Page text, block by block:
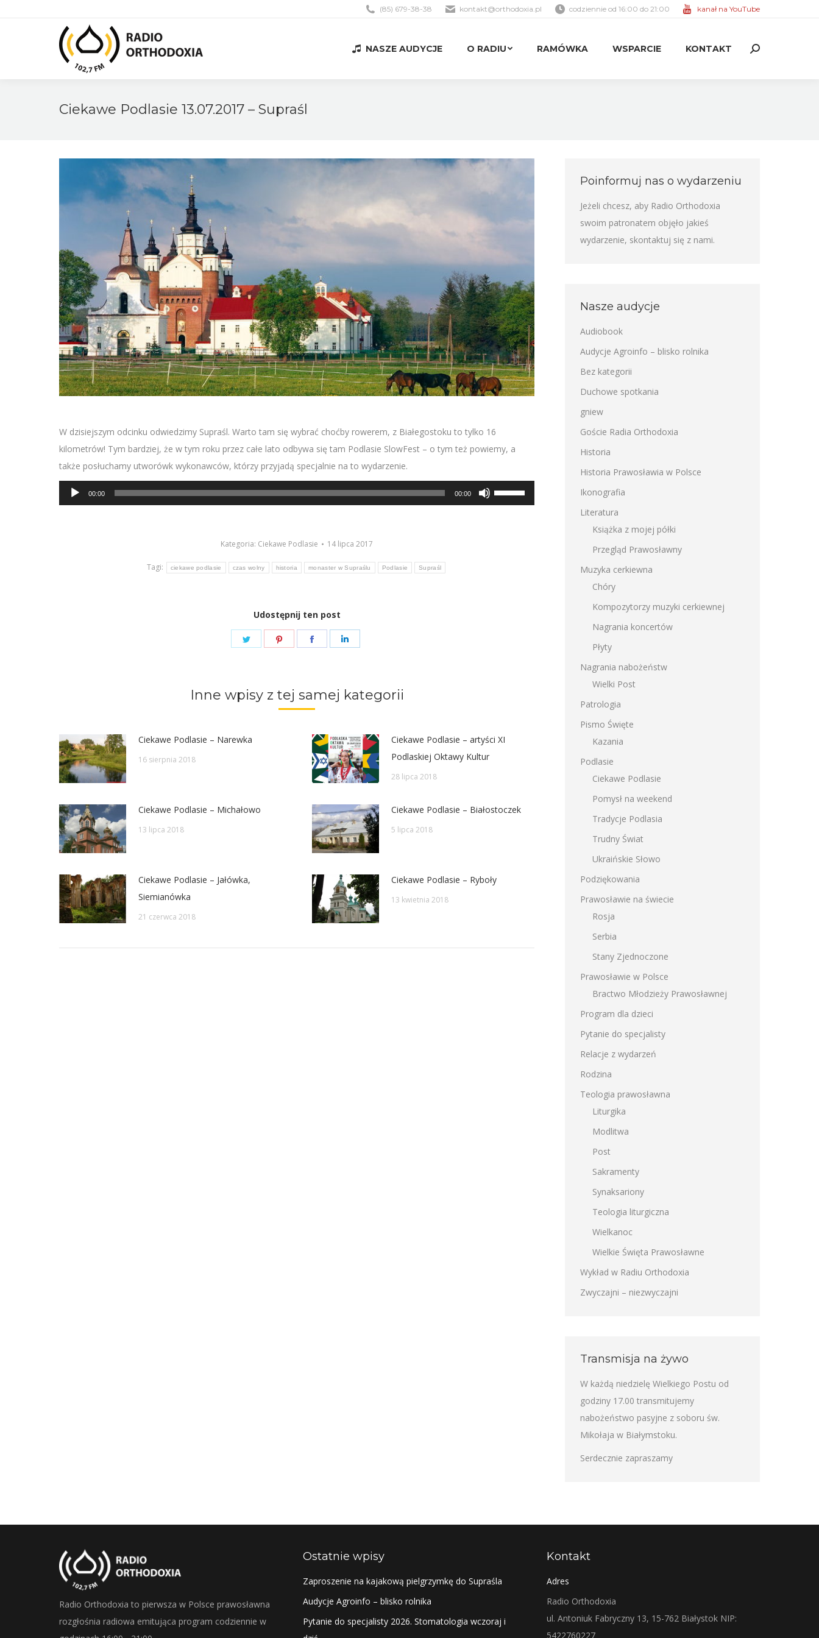
(85) 679-38-38 kontakt@orthodoxia.pl codziennie od 16:00 do 21:00 kanał na YouTube
NASZE AUDYCJE O RADIU RAMÓWKA WSPARCIE KONTAKT Search:
Ciekawe Podlasie 13.07.2017 – Supraśl
W dzisiejszym odcinku odwiedzimy Supraśl. Warto tam się wybrać choćby rowerem, z Białegostoku to tylko 16
kilometrów! Tym bardziej, że w tym roku przez całe lato odbywa się tam Podlasie SlowFest – o tym też powiemy, a
także posłuchamy utworówk wykonawców, którzy przyjadą specjalnie na to wydarzenie.
Odtwarzacz
plików
00:00 00:00
Używaj
strzałek
Kategoria: Ciekawe Podlasie 14 lipca 2017
Tagi: ciekawe podlasie czas wolny historia monaster w Supraślu Podlasie Supraśl
Udostępnij ten post
Share
Share
Share
Inne wpisy z tej samej kategorii
Ciekawe Podlasie – Narewka
16 sierpnia 2018
Ciekawe Podlasie – artyści XI
Podlaskiej Oktawy Kultur
28 lipca 2018
Ciekawe Podlasie – Michałowo
13 lipca 2018
Ciekawe Podlasie – Białostoczek
5 lipca 2018
Ciekawe Podlasie – Jałówka,
Siemianówka
21 czerwca 2018
Ciekawe Podlasie – Ryboły
13 kwietnia 2018
Poinformuj nas o wydarzeniu
Jeżeli chcesz, aby Radio Orthodoxia
swoim patronatem objęło jakieś
wydarzenie, skontaktuj się z nami.
Nasze audycje
Audiobook
Audycje Agroinfo – blisko rolnika
Bez kategorii
Duchowe spotkania
gniew
Goście Radia Orthodoxia
Historia
Historia Prawosławia w Polsce
Ikonografia
Literatura
Książka z mojej półki
Przegląd Prawosławny
Muzyka cerkiewna
Chóry
Kompozytorzy muzyki cerkiewnej
Nagrania koncertów
Płyty
Nagrania nabożeństw
Wielki Post
Patrologia
Pismo Święte
Kazania
Podlasie
Ciekawe Podlasie
Pomysł na weekend
Tradycje Podlasia
Trudny Świat
Ukraińskie Słowo
Podziękowania
Prawosławie na świecie
Rosja
Serbia
Stany Zjednoczone
Prawosławie w Polsce
Bractwo Młodzieży Prawosławnej
Program dla dzieci
Pytanie do specjalisty
Relacje z wydarzeń
Rodzina
Teologia prawosławna
Liturgika
Modlitwa
Post
Sakramenty
Synaksariony
Teologia liturgiczna
Wielkanoc
Wielkie Święta Prawosławne
Wykład w Radiu Orthodoxia
Zwyczajni – niezwyczajni
Transmisja na żywo
W każdą niedzielę Wielkiego Postu od
godziny 17.00 transmitujemy
nabożeństwo pasyjne z soboru św.
Mikołaja w Białymstoku.
Serdecznie zapraszamy
Radio Orthodoxia to pierwsza w Polsce prawosławna
rozgłośnia radiowa emitująca program codziennie w
Ostatnie wpisy
Zaproszenie na kajakową pielgrzymkę do Supraśla
Audycje Agroinfo – blisko rolnika
Pytanie do specjalisty 2026. Stomatologia wczoraj i
Kontakt
Adres
Radio Orthodoxia
ul. Antoniuk Fabryczny 13, 15-762 Białystok NIP:
5422760227